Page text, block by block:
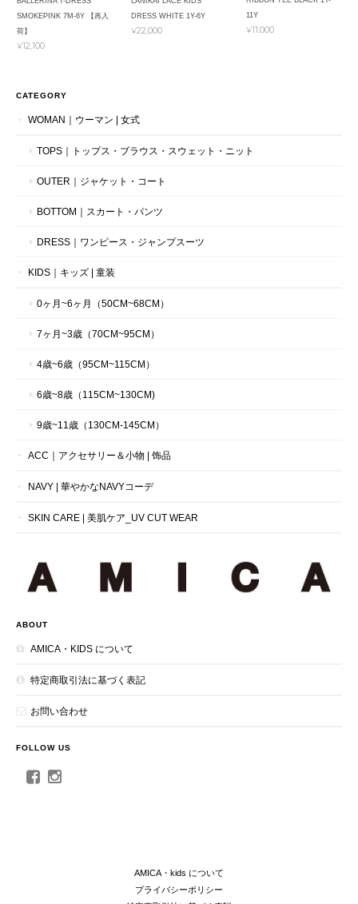
SMOKEPINK 7M-6Y 【再入
荷】
¥12,100
DRESS WHITE 1Y-6Y
¥22,000
11Y
¥11,000
CATEGORY
WOMAN｜ウーマン | 女式
TOPS｜トップス・ブラウス・スウェット・ニット
OUTER｜ジャケット・コート
BOTTOM｜スカート・パンツ
DRESS｜ワンピース・ジャンプスーツ
KIDS｜キッズ | 童装
0ヶ月~6ヶ月（50CM~68CM）
7ヶ月~3歳（70CM~95CM）
4歳~6歳（95CM~115CM）
6歳~8歳（115CM~130CM)
9歳~11歳（130CM-145CM）
ACC｜アクセサリー＆小物 | 饰品
NAVY | 華やかなNAVYコーデ
SKIN CARE | 美肌ケア_UV CUT WEAR
ABOUT
AMICA・KIDS について
特定商取引法に基づく表記
お問い合わせ
FOLLOW US
AMICA・kids について
プライバシーポリシー